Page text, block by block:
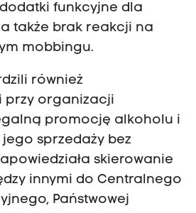
funkcyjne dla
także brak reakcji na
mobbingu.
również
przy organizacji
promocję alkoholu i
sprzedaży bez
skierowanie
innymi do Centralnego
Państwowej